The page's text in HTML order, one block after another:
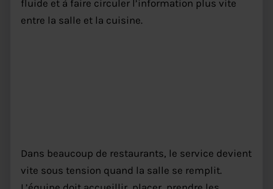
fluide et à faire circuler l’information plus vite
entre la salle et la cuisine.
Dans beaucoup de restaurants, le service devient
vite sous tension quand la salle se remplit.